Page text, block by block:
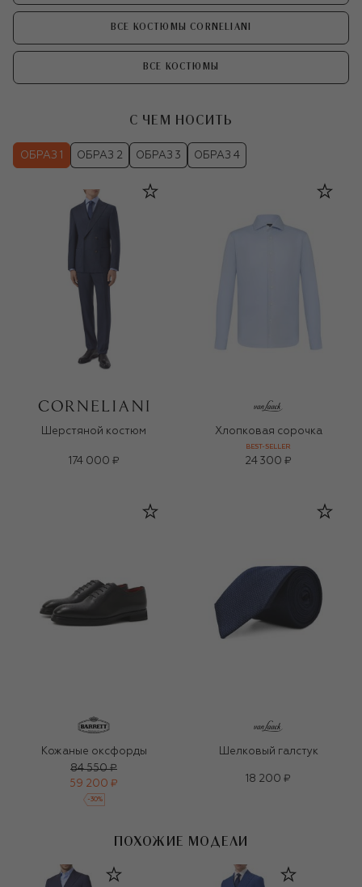
ВСЕ КОСТЮМЫ CORNELIANI
ВСЕ КОСТЮМЫ
С ЧЕМ НОСИТЬ
ОБРАЗ 1 ОБРАЗ 2 ОБРАЗ 3 ОБРАЗ 4
Шерстяной костюм
174 000 ₽
Хлопковая сорочка
BEST-SELLER
24 300 ₽
Кожаные оксфорды
84 550 ₽
59 200 ₽
-30%
Шелковый галстук
18 200 ₽
ПОХОЖИЕ МОДЕЛИ